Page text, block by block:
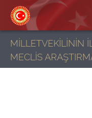
MİLLETVEKİLİNİN
MECLİS